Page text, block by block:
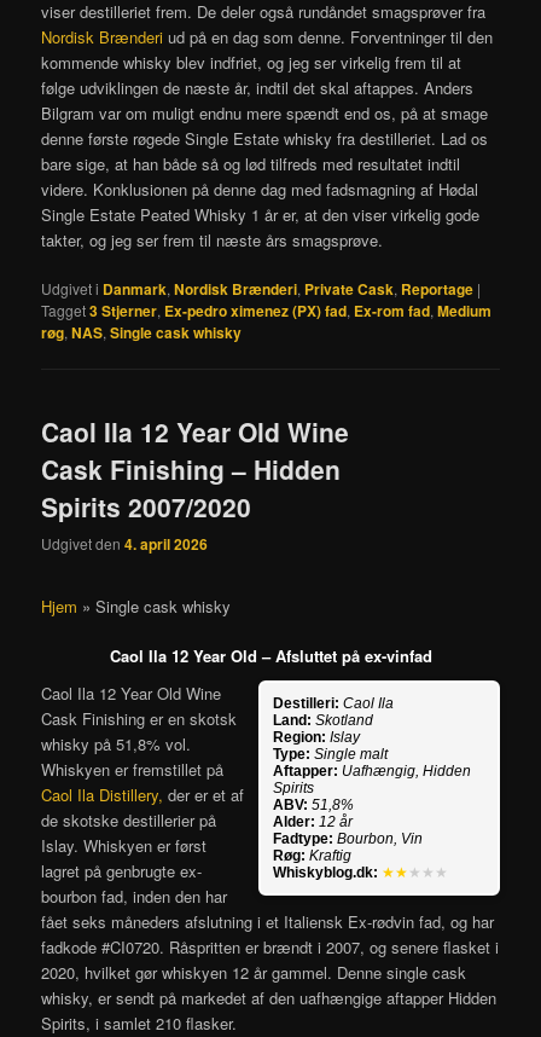
viser destilleriet frem. De deler også rundåndet smagsprøver fra
Nordisk Brænderi ud på en dag som denne. Forventninger til den
kommende whisky blev indfriet, og jeg ser virkelig frem til at
følge udviklingen de næste år, indtil det skal aftappes. Anders
Bilgram var om muligt endnu mere spændt end os, på at smage
denne første røgede Single Estate whisky fra destilleriet. Lad os
bare sige, at han både så og lød tilfreds med resultatet indtil
videre. Konklusionen på denne dag med fadsmagning af Hødal
Single Estate Peated Whisky 1 år er, at den viser virkelig gode
takter, og jeg ser frem til næste års smagsprøve.
Udgivet i Danmark,Nordisk Brænderi, Private Cask, Reportage |
Tagget3 Stjerner, Ex-pedro ximenez (PX) fad, Ex-rom fad,Medium
røg,NAS,Single cask whisky
Caol Ila 12 Year Old Wine
Cask Finishing – Hidden
Spirits 2007/2020
Udgivet den4. april 2026
Hjem »Single cask whisky
Caol Ila 12 Year Old – Afsluttet på ex-vinfad
Destilleri: Caol Ila
Land: Skotland
Region: Islay
Type: Single malt
Aftapper: Uafhængig, Hidden
Spirits
ABV: 51,8%
Alder: 12 år
Fadtype: Bourbon, Vin
Røg: Kraftig
Whiskyblog.dk: ★★ ★★★
Caol Ila 12 Year Old Wine
Cask Finishing er en skotsk
whisky på 51,8% vol.
Whiskyen er fremstillet på
Caol Ila Distillery, der er et af
de skotske destillerier på
Islay. Whiskyen er først
lagret på genbrugte ex-
bourbon fad, inden den har
fået seks måneders afslutning i et Italiensk Ex-rødvin fad, og har
fadkode #CI0720. Råspritten er brændt i 2007, og senere flasket i
2020, hvilket gør whiskyen 12 år gammel. Denne single cask
whisky, er sendt på markedet af den uafhængige aftapper Hidden
Spirits, i samlet 210 flasker.